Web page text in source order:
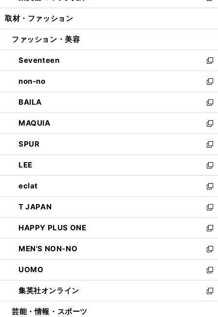
開
ウ
開
ン
ウ
開
く
ウ
ン
ウ
で
開
く
し
ウ
ン
ド
ウ
で
開
く
取材・ファッション
ファッション・美容
Seventeen
新
し
い
ウ
ィ
ン
ド
ウ
で
開
く
non-no
新
し
い
ウ
ィ
ン
ド
ウ
で
開
く
BAILA
新
し
い
ウ
ィ
ン
ド
ウ
で
開
く
MAQUIA
新
し
い
ウ
ィ
ン
ド
ウ
で
開
く
SPUR
新
し
い
ウ
ィ
ン
ド
ウ
で
開
く
LEE
新
し
い
ウ
ィ
ン
ド
ウ
で
開
く
eclat
新
し
い
ウ
ィ
ン
ド
ウ
で
開
く
T JAPAN
新
し
い
ウ
ィ
ン
ド
ウ
で
開
HAPPY PLUS ONE
新
し
い
ウ
ィ
ン
ド
ウ
MEN'S NON-NO
新
し
い
ウ
ィ
ン
UOMO
新
し
い
ウ
集英社オンライン
新
し
芸能・情報・スポーツ